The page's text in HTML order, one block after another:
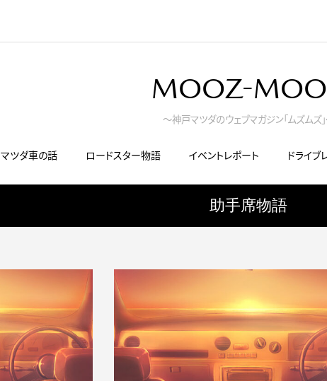
MOOZ-
～神戸マツダのウェブマガジン「ムズムズ
マツダ車の話 ロードスター物語 イベントレポート ドライブ
#009 助手席は、婆ちゃんか、サメ
のぬいぐるみ。 ...
#024 無理を承知で2台持ちを決
断。オシャレなNC...
助手席物語